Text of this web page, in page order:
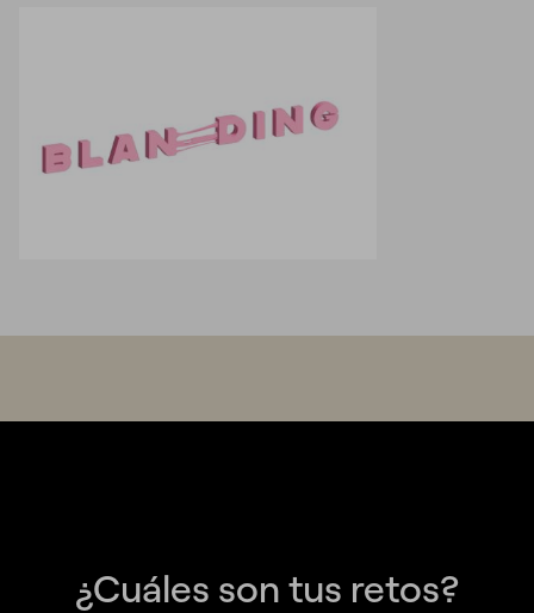
¿Cuáles son tus retos?